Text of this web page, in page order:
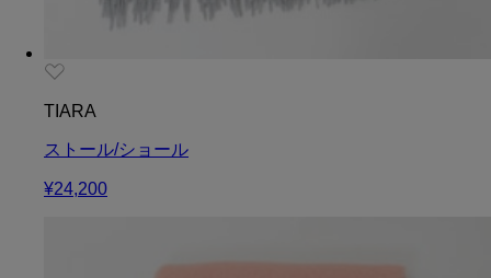
TIARA
ストール/ショール
¥24,200